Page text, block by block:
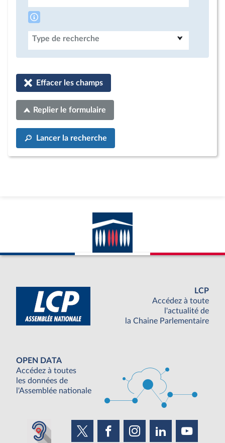
Type de recherche
Effacer les champs
Replier le formulaire
Lancer la recherche
LCP
Accédez à toute
l'actualité de
la Chaine Parlementaire
OPEN DATA
Accédez à toutes
les données de
l'Assemblée nationale